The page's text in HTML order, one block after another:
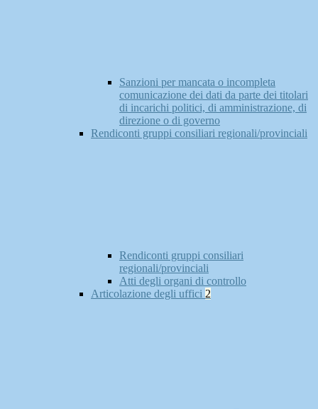
Sanzioni per mancata o incompleta
comunicazione dei dati da parte dei titolari
di incarichi politici, di amministrazione, di
direzione o di governo
Rendiconti gruppi consiliari regionali/provinciali
Rendiconti gruppi consiliari
regionali/provinciali
Atti degli organi di controllo
Articolazione degli uffici 2